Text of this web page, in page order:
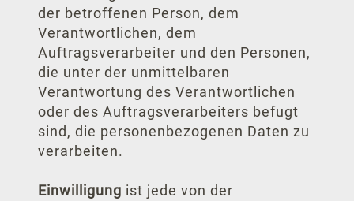
der betroffenen Person, dem
Verantwortlichen, dem
Auftragsverarbeiter und den Personen,
die unter der unmittelbaren
Verantwortung des Verantwortlichen
oder des Auftragsverarbeiters befugt
sind, die personenbezogenen Daten zu
verarbeiten.
Einwilligung ist jede von der